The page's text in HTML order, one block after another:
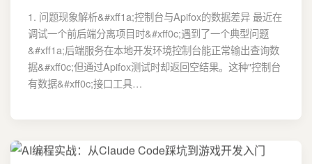
1. 问题现象解析&#xff1a;控制台与Apifox的数据差异 最近在
调试一个前后端分离项目时&#xff0c;遇到了一个典型问题
&#xff1a;后端服务在本地开发环境控制台能正常输出查询数
据&#xff0c;但通过Apifox测试时却返回空结果。这种"控制台
有数据&#xff0c;接口工具…